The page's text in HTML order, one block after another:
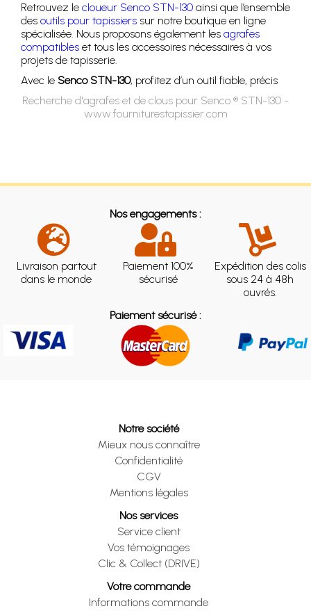
Retrouvez le cloueur Senco STN-130 ainsi que l’ensemble
des outils pour tapissiers sur notre boutique en ligne
spécialisée. Nous proposons également les agrafes
compatibles et tous les accessoires nécessaires à vos
projets de tapisserie.
Avec le Senco STN-130, profitez d’un outil fiable, précis
Recherche d'agrafes et de clous pour Senco ® STN-130 -
www.fourniturestapissier.com
Nos engagements :
Livraison partout
dans le monde
Paiement 100%
sécurisé
Expédition des colis
sous 24 à 48h
ouvrés.
Paiement sécurisé :
Notre société
Mieux nous connaître
Confidentialité
CGV
Mentions légales
Nos services
Service client
Vos témoignages
Clic & Collect (DRIVE)
Votre commande
Informations commande